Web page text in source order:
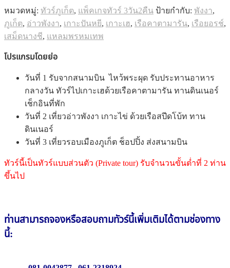
หมวดหมู่: ทัวร์ภูเก็ต, แพ็คเกจทัวร์ 3วัน2คืน ป้ายกำกับ: พังงา,
ภูเก็ต, อ่าวพังงา, เกาะปันหยี, เกาะเฮ, เรือคาตามารัน, เรือยอรช์,
เสม็ดนางชี, แหลมพรหมเทพ
โปรแกรมโดยย่อ
วันที่ 1 รับจากสนามบิน ไหว้พระผุด รับประทานอาหาร
กลางวัน ทัวร์ไปเกาะเฮด้วยเรือคาตามารัน ทานดินเนอร์
เช็กอินที่พัก
วันที่ 2 เที่ยวอ่าวพังงา เกาะไข่ ด้วยเรือสปีดโบ้ท ทาน
ดินเนอร์
วันที่ 3 เที่ยวรอบเมืองภูเก็ต ช็อปปิ้ง ส่งสนามบิน
ทัวร์นี้เป็นทัวร์แบบส่วนตัว (Private tour) รับจำนวนขั้นต่ำที่ 2 ท่าน
ขึ้นไป
ท่านสามารถจองหรือสอบถามทัวร์นี้เพิ่มเติมได้ตามช่องทาง
นี้: